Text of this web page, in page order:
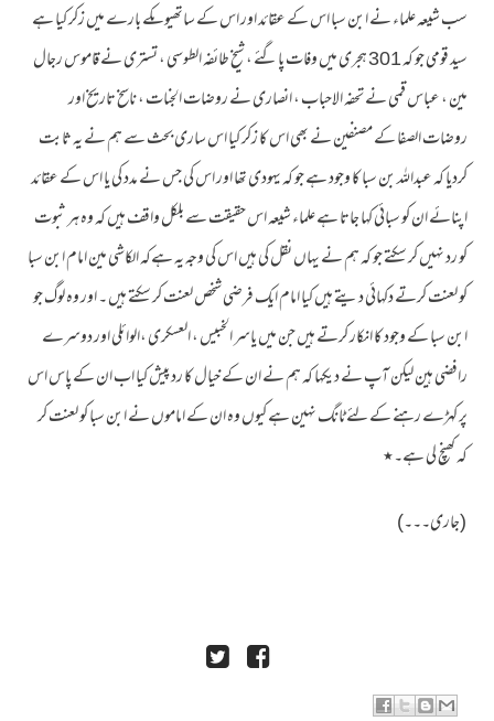
سب شیعہ علماء نے ابن سبا اس کے عقائد اور اس کے ساتھیوںکے بارے میں زکر کیا ہے
سید قومی جو کہ 301 ہجری میں وفات پاگئے ، شیخ طائفہ الطوسی ، تستری نے قاموس رجال
مین ، عباس قمی نے تحفہ الاحباب ، انصاری نے روضات الجنات ، ناسخ تاریخ اور
روضات الصفا کے مصنفین نے بھی اس کا زکر کیا اس ساری بحث سے ہم نے یہ ثابت
کردیا کہ عبداللہ بن سبا کا وجود ہے جو کہ یہودی تھا اور اس کی جس نے مدد کی یا اس کے عقائد
اپنائے ان کو سبائی کہا جاتا ہے علماء شیعہ اس حقیقت سے بلکل واقف ہیں کہ وہ ہر ثبوت
کو رد نہیں کر سکتے جو کہ ہم نے یہاں نقل کی ہیں اس کی وجہ یہ ہےکہ الکاشی مین امام ابن سبا
کو لعنت کرتے دکہائی دیتے ہیں کیا امام ایک فرضی شخص لعنت کر سکتے ہیں ۔ اور وہ لوگ جو
ابن سبا کے وجود کا انکار کرتے ہیں جن میں یاسر الخبیس ، العسکری ،الوائلی اور دوسرے
رافضی ہین لیکن آپ نے دیکہا کہ ہم نے ان کے خیال کا رد پیش کیا اب ان کے پاس اس
پر کہڑے رہنے کے لئے ٹانگ نہین ہے کیوں وہ ان کے اماموں نے ابن سبا کو لعنت کر
کہ کھنچ لی ہے۔٭
(جاری۔۔۔)